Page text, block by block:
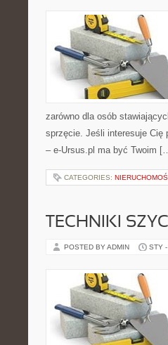
zarówno dla osób
sprzęcie. Jeśli interesuje
– e-Ursus.pl ma być Twoim
CATEGORIES:
TECHNIKI
POSTED BY ADMIN STY